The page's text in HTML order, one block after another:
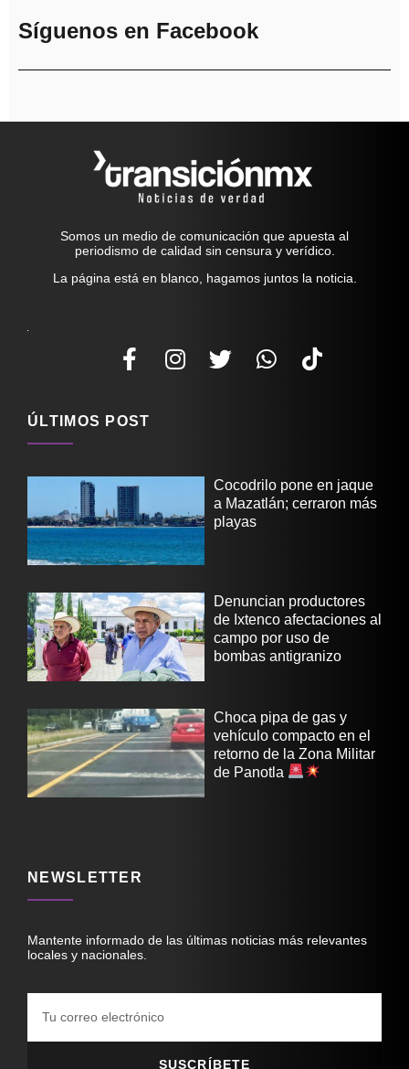
Síguenos en Facebook
Somos un medio de comunicación que apuesta al
periodismo de calidad sin censura y verídico.
La página está en blanco, hagamos juntos la noticia.
ÚLTIMOS POST
Cocodrilo pone en jaque
a Mazatlán; cerraron más
playas
Denuncian productores
de Ixtenco afectaciones al
campo por uso de
bombas antigranizo
Choca pipa de gas y
vehículo compacto en el
retorno de la Zona Militar
de Panotla
NEWSLETTER
Mantente informado de las últimas noticias más relevantes
locales y nacionales.
SUSCRÍBETE